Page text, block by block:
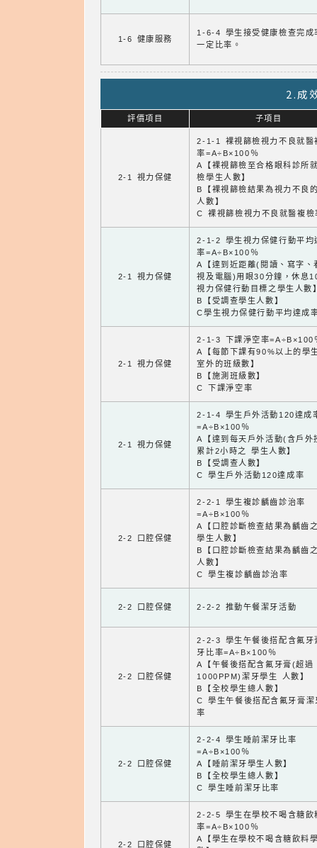
1-6 健康服務
1-6-4 學生接受健康檢查完成
一定比率。
2.成
評價項目 子項目
2-1 視力保健
2-1-1 裸視篩檢視力不良就醫
率=A÷B×100％
A【裸視篩檢至合格眼科診所
檢學生人數】
B【裸視篩檢結果為視力不良
人數】
C 裸視篩檢視力不良就醫複檢
2-1 視力保健
2-1-2 學生視力保健行動平均
率=A÷B×100％
A【達到近距離(閱讀、寫字、
視及電腦)用眼30分鐘，休息
視力保健行動目標之學生人數
B【受調查學生人數】
C學生視力保健行動平均達成
2-1 視力保健
2-1-3 下課淨空率=A÷B×100
A【每節下課有90%以上的學
室外的班級數】
B【施測班級數】
C 下課淨空率
2-1 視力保健
2-1-4 學生戶外活動120達成
=A÷B×100％
A【達到每天戶外活動(含戶外
累計2小時之 學生人數】
B【受調查人數】
C 學生戶外活動120達成率
2-2 口腔保健
2-2-1 學生複診齲齒診治率
=A÷B×100％
A【口腔診斷檢查結果為齲齒
學生人數】
B【口腔診斷檢查結果為齲齒
人數】
C 學生複診齲齒診治率
2-2 口腔保健 2-2-2 推動午餐潔牙活動
2-2 口腔保健
2-2-3 學生午餐後搭配含氟牙
牙比率=A÷B×100％
A【午餐後搭配含氟牙膏(超過
1000PPM)潔牙學生 人數】
B【全校學生總人數】
C 學生午餐後搭配含氟牙膏潔
率
2-2 口腔保健
2-2-4 學生睡前潔牙比率
=A÷B×100％
A【睡前潔牙學生人數】
B【全校學生總人數】
C 學生睡前潔牙比率
2-2 口腔保健
2-2-5 學生在學校不喝含糖飲
率=A÷B×100％
A【學生在學校不喝含糖飲料